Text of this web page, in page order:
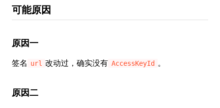
可能原因
原因一
签名 url 改动过，确实没有 AccessKeyId 。
原因二